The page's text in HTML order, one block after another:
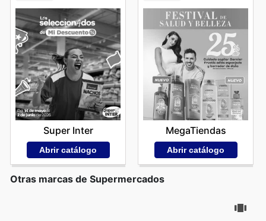
Super Inter
Abrir catálogo
MegaTiendas
Abrir catálogo
Otras marcas de Supermercados